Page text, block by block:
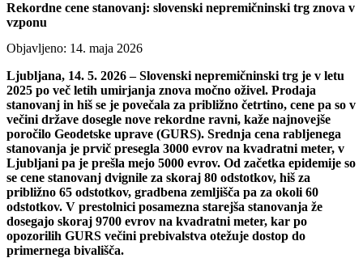
Rekordne cene stanovanj: slovenski nepremičninski trg znova v
vzponu
Objavljeno: 14. maja 2026
Ljubljana, 14. 5. 2026 – Slovenski nepremičninski trg je v letu
2025 po več letih umirjanja znova močno oživel. Prodaja
stanovanj in hiš se je povečala za približno četrtino, cene pa so v
večini države dosegle nove rekordne ravni, kaže najnovejše
poročilo Geodetske uprave (GURS). Srednja cena rabljenega
stanovanja je prvič presegla 3000 evrov na kvadratni meter, v
Ljubljani pa je prešla mejo 5000 evrov. Od začetka epidemije so
se cene stanovanj dvignile za skoraj 80 odstotkov, hiš za
približno 65 odstotkov, gradbena zemljišča pa za okoli 60
odstotkov. V prestolnici posamezna starejša stanovanja že
dosegajo skoraj 9700 evrov na kvadratni meter, kar po
opozorilih GURS večini prebivalstva otežuje dostop do
primernega bivališča.